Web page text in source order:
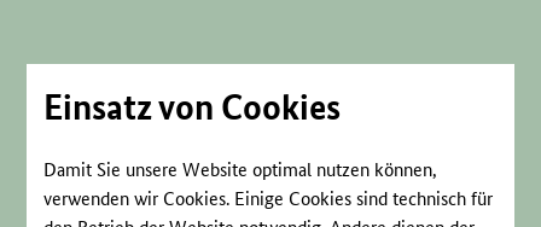
Einsatz von Cookies
Damit Sie unsere Website optimal nutzen können,
verwenden wir Cookies. Einige Cookies sind technisch für